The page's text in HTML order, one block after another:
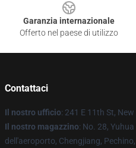
Garanzia internazionale
Offerto nel paese di utilizzo
Contattaci
Il nostro ufficio: 241 E 11th St,
Il nostro magazzino: No. 28,
dell'aeroporto, Chengjiang, Pechino,